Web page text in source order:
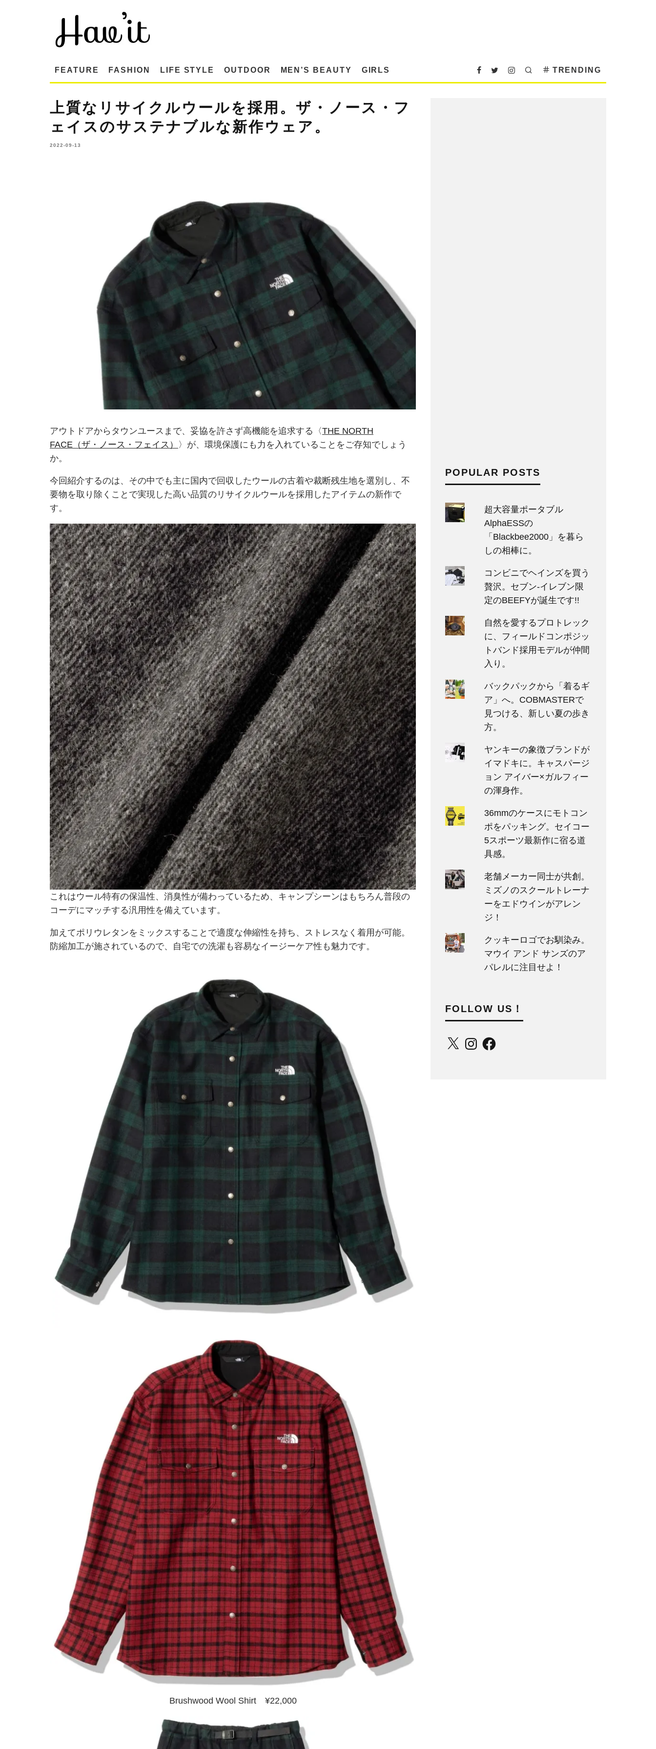
FEATURE FASHION LIFE STYLE OUTDOOR MEN’S BEAUTY GIRLS TRENDING
上質なリサイクルウールを採用。ザ・ノース・フ
ェイスのサステナブルな新作ウェア。
2022-09-13
アウトドアからタウンユースまで、妥協を許さず高機能を追求する〈THE NORTH
FACE（ザ・ノース・フェイス） 〉が、環境保護にも力を入れていることをご存知でしょう
か。
今回紹介するのは、その中でも主に国内で回収したウールの古着や裁断残生地を選別し、不
要物を取り除くことで実現した高い品質のリサイクルウールを採用したアイテムの新作で
す。
これはウール特有の保温性、消臭性が備わっているため、キャンプシーンはもちろん普段の
コーデにマッチする汎用性を備えています。
加えてポリウレタンをミックスすることで適度な伸縮性を持ち、ストレスなく着用が可能。
防縮加工が施されているので、自宅での洗濯も容易なイージーケア性も魅力です。
Brushwood Wool Shirt ¥22,000
POPULAR POSTS
超大容量ポータブル
AlphaESSの
「Blackbee2000」を暮ら
しの相棒に。
コンビニでヘインズを買う
贅沢。セブン‐イレブン限
定のBEEFYが誕生です!!
自然を愛するプロトレック
に、フィールドコンポジッ
トバンド採用モデルが仲間
入り。
バックパックから「着るギ
ア」へ。COBMASTERで
見つける、新しい夏の歩き
方。
ヤンキーの象徴ブランドが
イマドキに。キャスパージ
ョン アイバー×ガルフィー
の渾身作。
36mmのケースにモトコン
ポをパッキング。セイコー
5スポーツ最新作に宿る道
具感。
老舗メーカー同士が共創。
ミズノのスクールトレーナ
ーをエドウインがアレン
ジ！
クッキーロゴでお馴染み。
マウイ アンド サンズのア
パレルに注目せよ！
FOLLOW US！
X InstagramFacebook